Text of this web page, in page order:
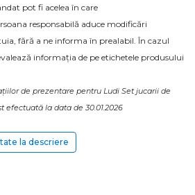
pot fi acelea în care
responsabilă aduce modificări
fără a ne informa în prealabil. În cazul
informația de pe etichetele produsului
de prezentare pentru Ludi Set jucarii de
efectuată la data de 30.01.2026
la descriere